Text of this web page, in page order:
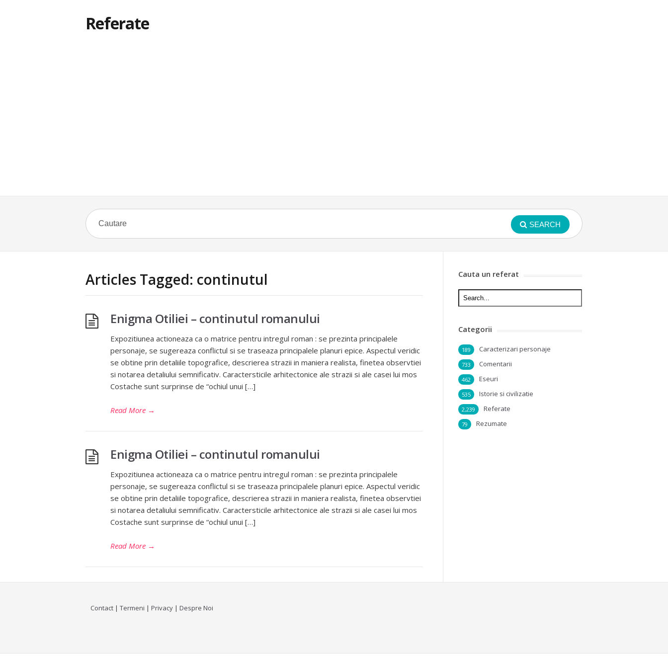
Referate
SEARCH
Articles Tagged: continutul
Enigma Otiliei – continutul romanului
Expozitiunea actioneaza ca o matrice pentru intregul roman : se prezinta principalele
personaje, se sugereaza conflictul si se traseaza principalele planuri epice. Aspectul veridic
se obtine prin detaliile topografice, descrierea strazii in maniera realista, finetea observtiei
si notarea detaliului semnificativ. Caractersticile arhitectonice ale strazii si ale casei lui mos
Costache sunt surprinse de “ochiul unui […]
Read More →
Enigma Otiliei – continutul romanului
Expozitiunea actioneaza ca o matrice pentru intregul roman : se prezinta principalele
personaje, se sugereaza conflictul si se traseaza principalele planuri epice. Aspectul veridic
se obtine prin detaliile topografice, descrierea strazii in maniera realista, finetea observtiei
si notarea detaliului semnificativ. Caractersticile arhitectonice ale strazii si ale casei lui mos
Costache sunt surprinse de “ochiul unui […]
Read More →
Cauta un referat
Categorii
Caracterizari personaje
189
Comentarii
733
Eseuri
462
Istorie si civilizatie
535
Referate
2,239
Rezumate
79
Contact | Termeni | Privacy | Despre Noi